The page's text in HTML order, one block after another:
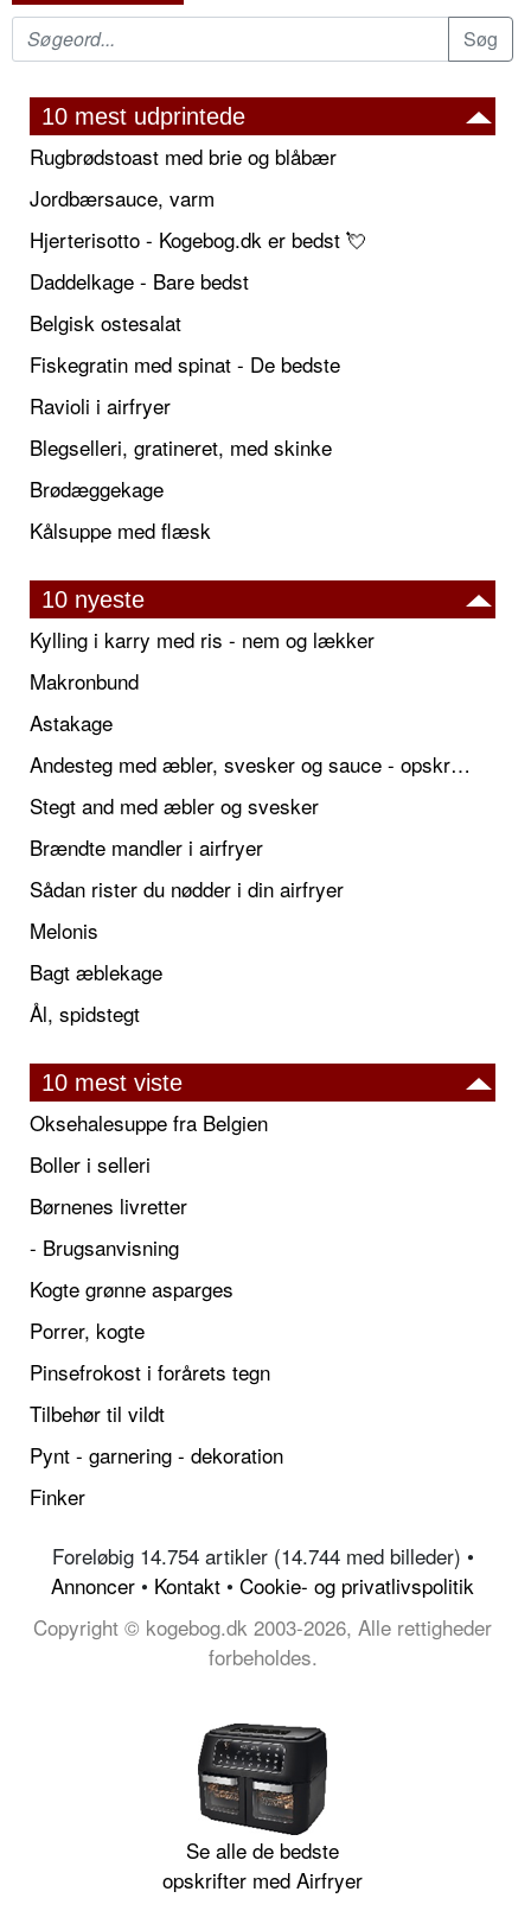
10 mest udprintede
Rugbrødstoast med brie og blåbær
Jordbærsauce, varm
Hjerterisotto - Kogebog.dk er bedst 💘
Daddelkage - Bare bedst
Belgisk ostesalat
Fiskegratin med spinat - De bedste
Ravioli i airfryer
Blegselleri, gratineret, med skinke
Brødæggekage
Kålsuppe med flæsk
10 nyeste
Kylling i karry med ris - nem og lækker
Makronbund
Astakage
Andesteg med æbler, svesker og sauce - opskrift også til jul
Stegt and med æbler og svesker
Brændte mandler i airfryer
Sådan rister du nødder i din airfryer
Melonis
Bagt æblekage
Ål, spidstegt
10 mest viste
Oksehalesuppe fra Belgien
Boller i selleri
Børnenes livretter
- Brugsanvisning
Kogte grønne asparges
Porrer, kogte
Pinsefrokost i forårets tegn
Tilbehør til vildt
Pynt - garnering - dekoration
Finker
Foreløbig 14.754 artikler (14.744 med billeder) •
Annoncer • Kontakt • Cookie- og privatlivspolitik
Copyright © kogebog.dk 2003-2026, Alle rettigheder
forbeholdes.
Se alle de bedste
opskrifter med Airfryer